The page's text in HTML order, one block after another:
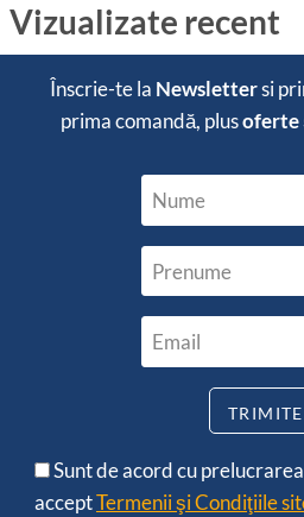
Vizualizate recent
Înscrie-te la Newslettersi
prima comandă, plusoferte
Sunt de acord cu
acceptTermenii şi Condiţiile